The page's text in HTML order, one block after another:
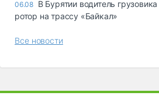
06.08 В Бурятии водитель
ротор на трассу «Байкал»
Все новости